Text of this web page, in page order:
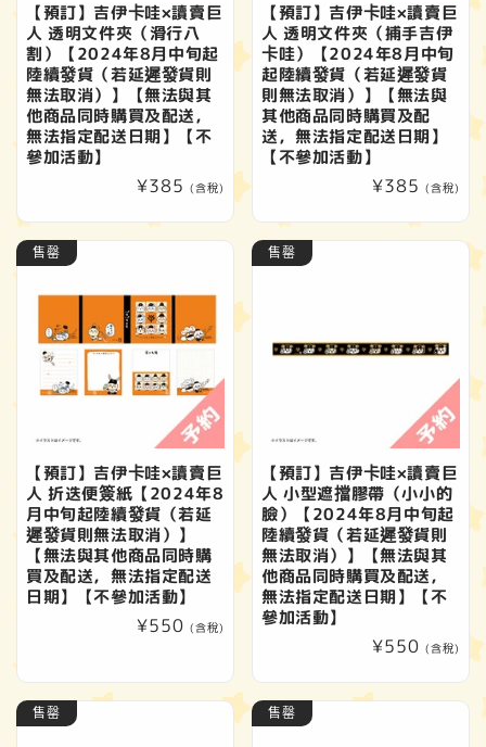
【預訂】吉伊卡哇×讀賣巨
人 透明文件夾（滑行八
割）【2024年8月中旬起
陸續發貨（若延遲發貨則
無法取消）】【無法與其
他商品同時購買及配送，
無法指定配送日期】【不
參加活動】
定
¥385 (含稅)
【預訂】吉伊卡哇×讀賣巨
人 透明文件夾（捕手吉伊
卡哇）【2024年8月中旬
起陸續發貨（若延遲發貨
則無法取消）】【無法與
其他商品同時購買及配
送，無法指定配送日期】
【不參加活動】
定
¥385 (含稅)
售罄
【預訂】吉伊卡哇×讀賣巨
人 折迭便簽紙【2024年8
月中旬起陸續發貨（若延
遲發貨則無法取消）】
【無法與其他商品同時購
買及配送，無法指定配送
日期】【不參加活動】
定
¥550 (含稅)
售罄
【預訂】吉伊卡哇×讀賣巨
人 小型遮擋膠帶（小小的
臉）【2024年8月中旬起
陸續發貨（若延遲發貨則
無法取消）】【無法與其
他商品同時購買及配送，
無法指定配送日期】【不
參加活動】
定
¥550 (含稅)
售罄 售罄